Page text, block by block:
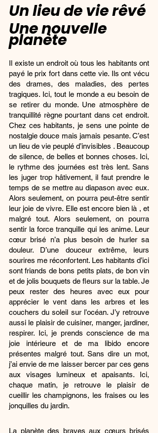
Un lieu de vie rêvé
Une nouvelle
planète
Il existe un endroit où tous les habitants ont
payé le prix fort dans cette vie. Ils ont vécu
des drames, des maladies, des pertes
tragiques. Ici, tout le monde a eu besoin de
se retirer du monde. Une atmosphère de
tranquillité règne pourtant dans cet endroit.
Chez ces habitants, je sens une pointe de
nostalgie douce mais jamais pesante. C’est
un lieu de vie peuplé d’invisibles . Beaucoup
de silence, de belles et bonnes choses. Ici,
le rythme des journées est très lent. Sans
les juger trop hâtivement, il faut prendre le
temps de se mettre au diapason avec eux.
Alors seulement, on pourra peut-être sentir
leur joie de vivre. Elle est encore bien là , et
malgré tout. Alors seulement, on pourra
sentir la force tranquille qui les anime. Leur
cœur brisé n’a plus besoin de hurler sa
douleur. D’une douceur extrême, leurs
sourires me réconfortent. Les habitants d’ici
sont friands de bons petits plats, de bon vin
et de jolis bouquets de fleurs sur la table. Je
peux rester des heures avec eux pour
apprécier le vent dans les arbres et les
couchers du soleil sur l’océan. J’y retrouve
aussi le plaisir de cuisiner, manger, jardiner,
respirer. Ici, je prends conscience de ma
joie intérieure et de ma libido encore
présentes malgré tout. Sans dire un mot,
j’ai envie de me laisser bercer par ces gens
aux visages lumineux et apaisants. Ici,
chaque matin, je retrouve le plaisir de
cueillir les champignons, les fraises ou les
jonquilles du jardin.
La planète des braves aux cœurs brisés